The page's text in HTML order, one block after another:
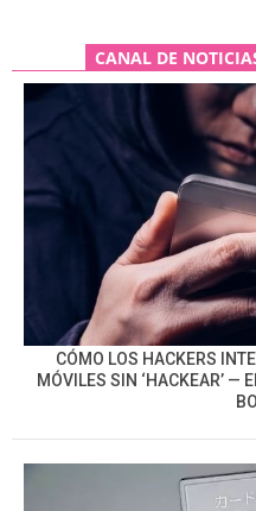
CANAL DE
CÓMO LOS HACKERS
MÓVILES SIN ‘HACKEAR’ —